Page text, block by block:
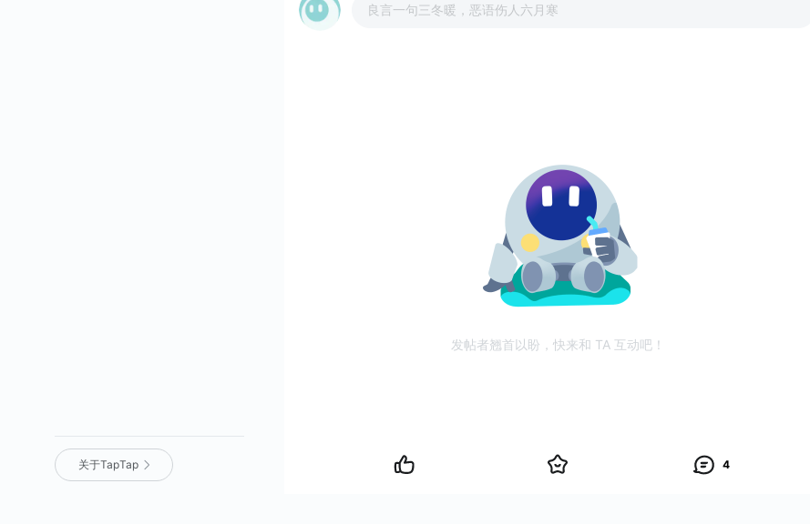
关于TapTap
良言一句三冬暖，恶语伤人六月寒
发帖者翘首以盼，快来和 TA 互动吧！
4